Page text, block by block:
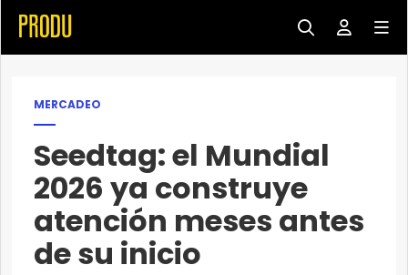
MERCADEO
Seedtag: el Mundial
2026 ya construye
atención meses antes
de su inicio